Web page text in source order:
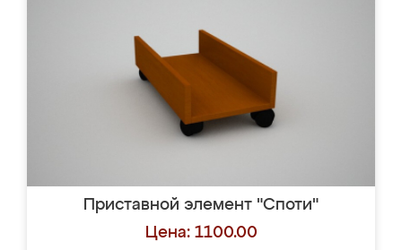
Приставной элемент "Споти"
Цена: 1100.00